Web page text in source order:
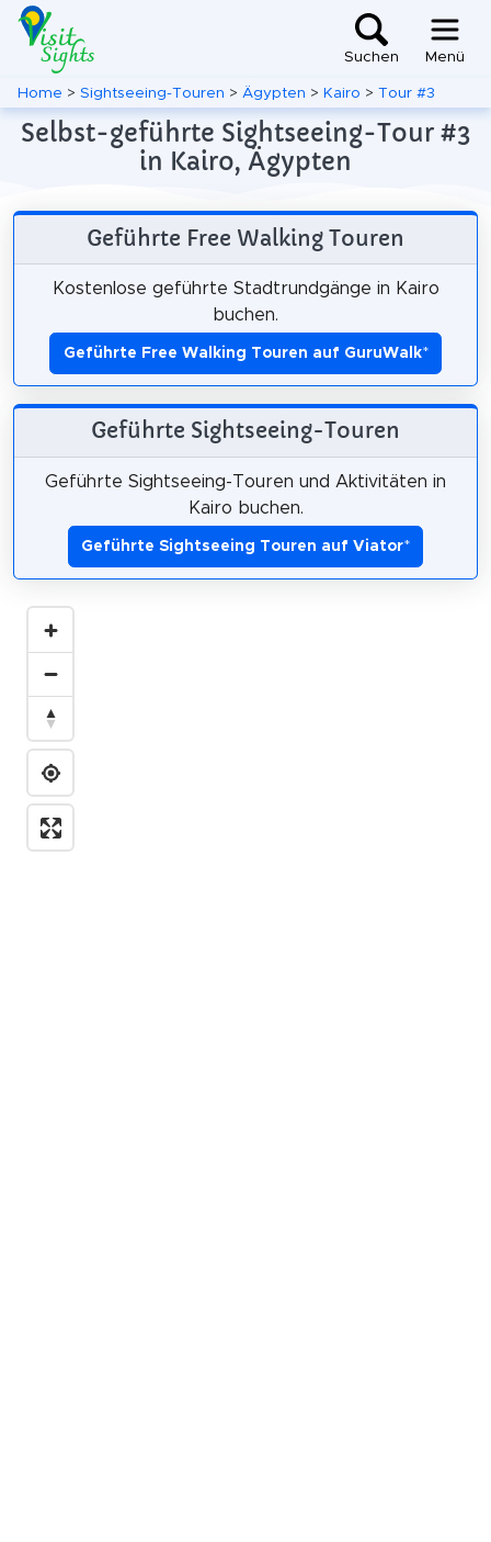
Suchen Menü
Home > Sightseeing-Touren > Ägypten > Kairo > Tour #3
Selbst-geführte Sightseeing-Tour #3
in Kairo, Ägypten
Geführte Free Walking Touren
Kostenlose geführte Stadtrundgänge in Kairo
buchen.
Geführte Free Walking Touren auf GuruWalk*
Geführte Sightseeing-Touren
Geführte Sightseeing-Touren und Aktivitäten in
Kairo buchen.
Geführte Sightseeing Touren auf Viator*